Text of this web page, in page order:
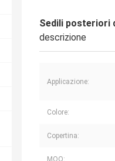
Sedili posteriori
descrizione
Applicazione:
Colore:
Copertina: